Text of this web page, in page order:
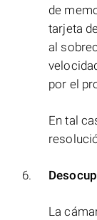
de
tarjeta
al
por el
En tal
La